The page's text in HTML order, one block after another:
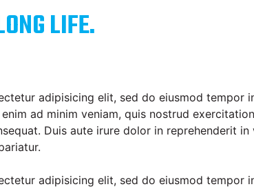
LIFE.
adipisicing elit, sed do eiusmod tempor
ad minim veniam, quis nostrud
Duis aute irure dolor in reprehenderit
adipisicing elit, sed do eiusmod tempor